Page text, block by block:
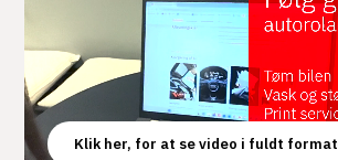
Klik her, for at se video i fuldt format